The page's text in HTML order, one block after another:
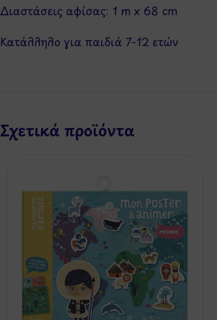
Διαστάσεις αφίσας: 1 m x 68 cm
Κατάλληλο για παιδιά 7-12 ετών
Σχετικά προϊόντα